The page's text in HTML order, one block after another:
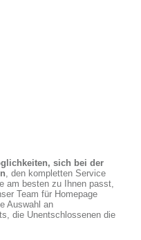
sich bei der
, den kompletten Service
am besten zu Ihnen passt,
Team für Homepage
Auswahl an
die Unentschlossenen die